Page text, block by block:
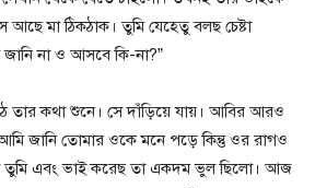
মা ঠিকঠাক। তুমি যেহেতু বলছ চেষ্টা
না ও আসবে কি-না?”
তার কথা শুনে। সে দাঁড়িয়ে যায়। আবির আরও
জানি তোমার ওকে মনে পড়ে কিন্তু ওর রাগও
তুমি এবং ভাই করেছ তা একদম ভুল ছিলো। আজ